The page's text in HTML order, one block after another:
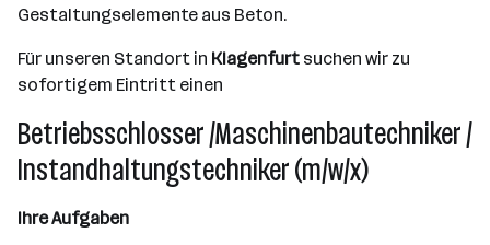
Gestaltungselemente aus Beton.
Für unseren Standort in Klagenfurt suchen wir zu
sofortigem Eintritt einen
Betriebsschlosser /Maschinenbautechniker /
Instandhaltungstechniker (m/w/x)
Ihre Aufgaben